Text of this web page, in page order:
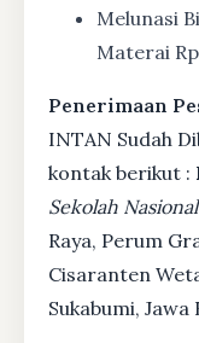
Melunasi
Materai
Penerimaan
INTAN Sudah
kontak berikut :
Sekolah
Raya, Perum
Cisaranten
Sukabumi,